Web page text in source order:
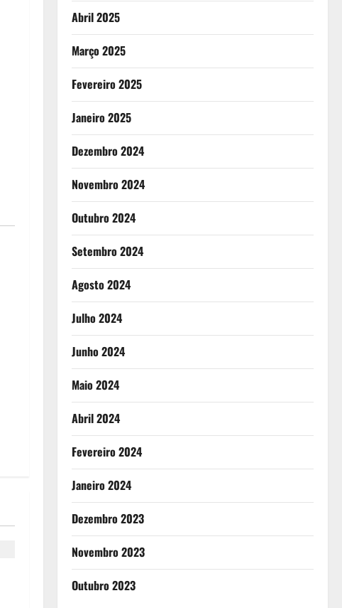
Abril 2025
Março 2025
Fevereiro 2025
Janeiro 2025
Dezembro 2024
Novembro 2024
Outubro 2024
Setembro 2024
Agosto 2024
Julho 2024
Junho 2024
Maio 2024
Abril 2024
Fevereiro 2024
Janeiro 2024
Dezembro 2023
Novembro 2023
Outubro 2023